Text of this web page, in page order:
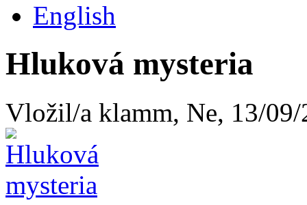
English
Hluková mysteria
Vložil/a klamm, Ne, 13/